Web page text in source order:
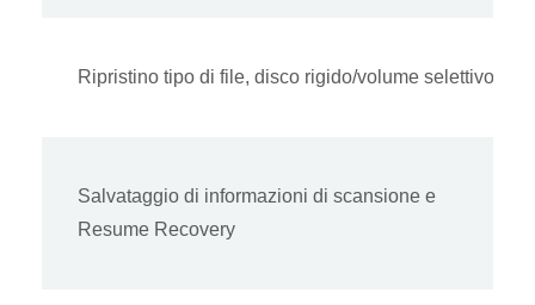
Ripristino tipo di file, disco rigido/volume selettivo
Salvataggio di informazioni di scansione e
Resume Recovery